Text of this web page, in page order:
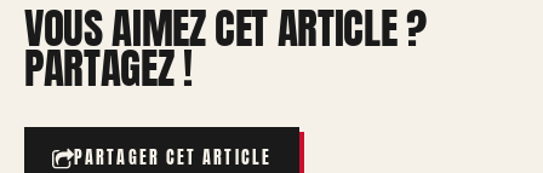
VOUS AIMEZ CET ARTICLE ?
PARTAGEZ !
PARTAGER CET ARTICLE